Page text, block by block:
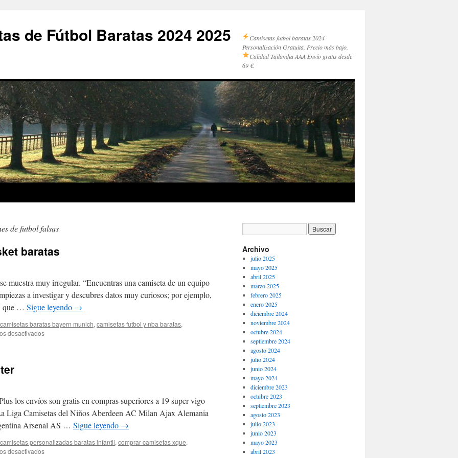
de Fútbol Baratas 2024 2025
Camisetas futbol baratas 2024
Personalización Gratuita. Precio más bajo.
Calidad Tailandia AAA Envío gratis desde
69 €.
de futbol falsas
baratas
muestra muy irregular. “Encuentras una camiseta de un equipo
a investigar y descubres datos muy curiosos; por ejemplo,
que … Sigue leyendo →
camisetas baratas bayern munich, camisetas futbol y nba baratas,
desactivadosen
los envíos son gratis en compras superiores a 19 super vigo
Liga Camisetas del Niños Aberdeen AC Milan Ajax Alemania
Arsenal AS … Sigue leyendo →
camisetas personalizadas baratas infantil, comprar camisetas xque,
desactivadosen
Archivo
julio 2025
mayo 2025
abril 2025
marzo 2025
febrero 2025
enero 2025
diciembre 2024
noviembre 2024
octubre 2024
septiembre 2024
agosto 2024
julio 2024
junio 2024
mayo 2024
diciembre 2023
octubre 2023
septiembre 2023
agosto 2023
julio 2023
junio 2023
mayo 2023
abril 2023